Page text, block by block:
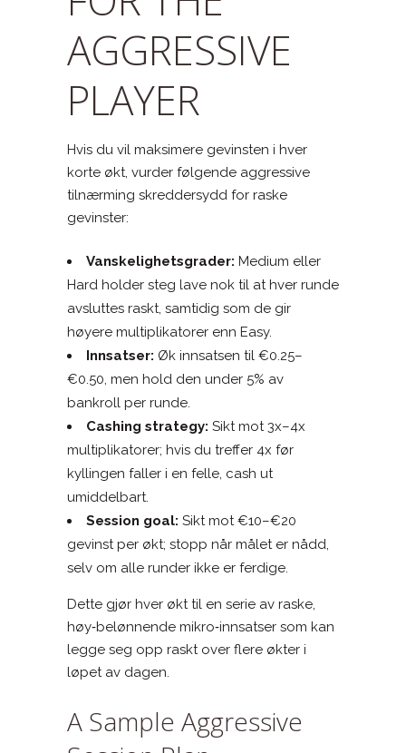
AGGRESSIVE
PLAYER
Hvis du vil maksimere gevinsten i hver
korte økt, vurder følgende aggressive
tilnærming skreddersydd for raske
gevinster:
Vanskelighetsgrader: Medium eller
Hard holder steg lave nok til at hver runde
avsluttes raskt, samtidig som de gir
høyere multiplikatorer enn Easy.
Innsatser: Øk innsatsen til €0.25–
€0.50, men hold den under 5% av
bankroll per runde.
Cashing strategy: Sikt mot 3x–4x
multiplikatorer; hvis du treffer 4x før
kyllingen faller i en felle, cash ut
umiddelbart.
Session goal: Sikt mot €10–€20
gevinst per økt; stopp når målet er nådd,
selv om alle runder ikke er ferdige.
Dette gjør hver økt til en serie av raske,
høy‑belønnende mikro‑innsatser som kan
legge seg opp raskt over flere økter i
løpet av dagen.
A Sample Aggressive